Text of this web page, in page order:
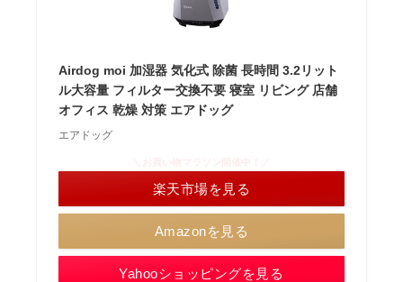
Airdog moi 加湿器 気化式 除菌 長時間 3.2リット
ル大容量 フィルター交換不要 寝室 リビング 店舗
オフィス 乾燥 対策 エアドッグ
エアドッグ
Amazonを見る
楽天市場を見る
Yahooショッピングを見る